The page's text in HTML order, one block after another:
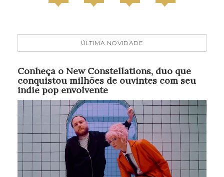
ÚLTIMA NOVIDADE
Conheça o New Constellations, duo que
conquistou milhões de ouvintes com seu
indie pop envolvente